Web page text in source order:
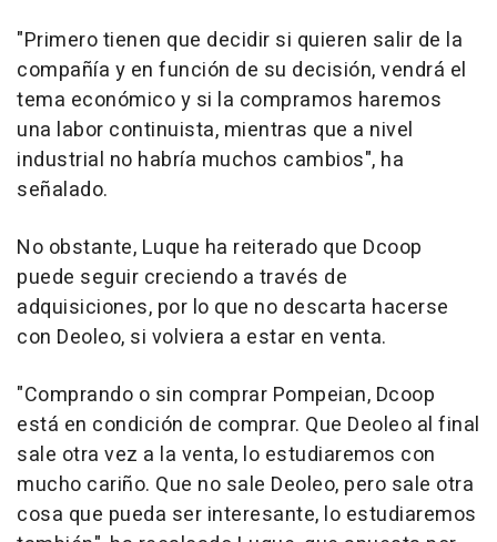
"Primero tienen que decidir si quieren salir de la
compañía y en función de su decisión, vendrá el
tema económico y si la compramos haremos
una labor continuista, mientras que a nivel
industrial no habría muchos cambios", ha
señalado.
No obstante, Luque ha reiterado que Dcoop
puede seguir creciendo a través de
adquisiciones, por lo que no descarta hacerse
con Deoleo, si volviera a estar en venta.
"Comprando o sin comprar Pompeian, Dcoop
está en condición de comprar. Que Deoleo al final
sale otra vez a la venta, lo estudiaremos con
mucho cariño. Que no sale Deoleo, pero sale otra
cosa que pueda ser interesante, lo estudiaremos